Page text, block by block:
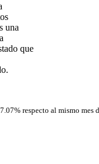
una
que
respecto al mismo